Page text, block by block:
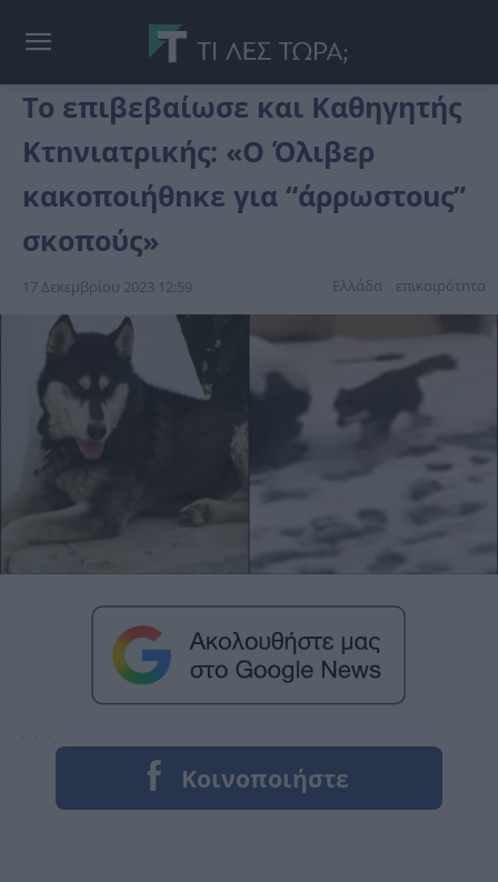
Το επιβεβαίωσε και Καθηγητής
Κτnνιατρικής: «Ο Όλιβερ
κακοποιήθnκε για “άρρωστοuς”
σκоπούς»
17 Δεκεμβρίου 2023 12:59 Ελλάδα επικαιpότnτα